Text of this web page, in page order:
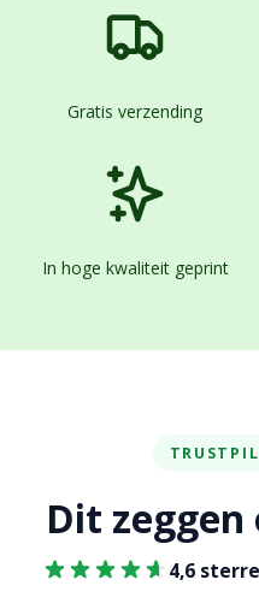
Gratis verzending
In hoge kwaliteit geprint
Dit
4,6